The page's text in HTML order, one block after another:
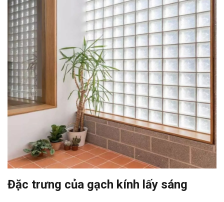
Đặc trưng của gạch kính lấy sáng